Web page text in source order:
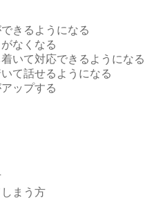
きるようになる
なくなる
いて対応できるようになる
て話せるようになる
ップする
まう方